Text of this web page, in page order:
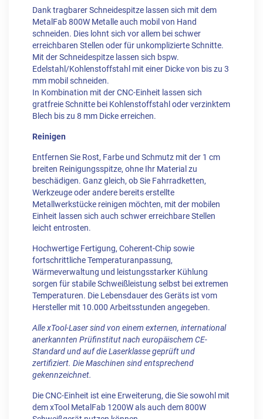
Dank tragbarer Schneidespitze lassen sich mit dem
MetalFab 800W Metalle auch mobil von Hand
schneiden. Dies lohnt sich vor allem bei schwer
erreichbaren Stellen oder für unkomplizierte Schnitte.
Mit der Schneidespitze lassen sich bspw.
Edelstahl/Kohlenstoffstahl mit einer Dicke von bis zu 3
mm mobil schneiden.
In Kombination mit der CNC-Einheit lassen sich
gratfreie Schnitte bei Kohlenstoffstahl oder verzinktem
Blech bis zu 8 mm Dicke erreichen.
Reinigen
Entfernen Sie Rost, Farbe und Schmutz mit der 1 cm
breiten Reinigungsspitze, ohne Ihr Material zu
beschädigen. Ganz gleich, ob Sie Fahrradketten,
Werkzeuge oder andere bereits erstellte
Metallwerkstücke reinigen möchten, mit der mobilen
Einheit lassen sich auch schwer erreichbare Stellen
leicht entrosten.
Hochwertige Fertigung, Coherent-Chip sowie
fortschrittliche Temperaturanpassung,
Wärmeverwaltung und leistungsstarker Kühlung
sorgen für stabile Schweißleistung selbst bei extremen
Temperaturen. Die Lebensdauer des Geräts ist vom
Hersteller mit 10.000 Arbeitsstunden angegeben.
Alle xTool-Laser sind von einem externen, international
anerkannten Prüfinstitut nach europäischem CE-
Standard und auf die Laserklasse geprüft und
zertifiziert. Die Maschinen sind entsprechend
gekennzeichnet.
Die CNC-Einheit ist eine Erweiterung, die Sie sowohl mit
dem xTool MetalFab 1200W als auch dem 800W